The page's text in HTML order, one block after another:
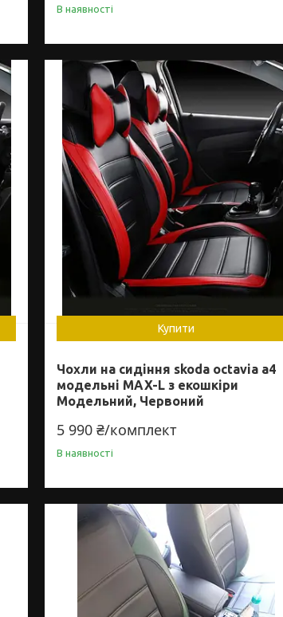
В наявності
Купити
Чохли на сидіння skoda octavia a4
модельні MAX-L з екошкіри
Модельний, Червоний
5 990 ₴/комплект
В наявності